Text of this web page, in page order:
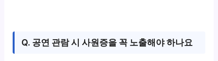
Q. 공연 관람 시 사원증을 꼭 노출해야 하나요